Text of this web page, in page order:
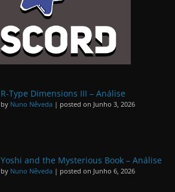
R-Type Dimensions III – Análise
by Nuno Nêveda | posted on Junho 3, 2026
Yoshi and the Mysterious Book – Análise
by Nuno Nêveda | posted on Junho 6, 2026